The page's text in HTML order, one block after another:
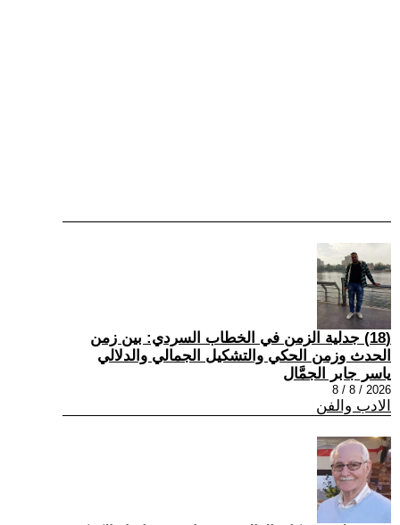
(18) جدلية الزمن في الخطاب السردي: بين زمن
الحدث وزمن الحكي والتشكيل الجمالي والدلالي
ياسر جابر الجمَّال
2026 / 8 / 8
الادب والفن